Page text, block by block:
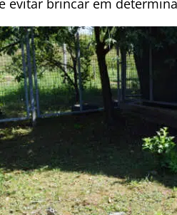
evitar brincar em